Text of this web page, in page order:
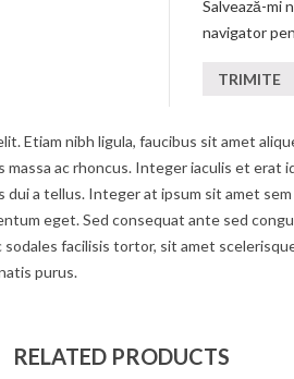
Salvează-mi
navigator
Etiam nibh ligula, faucibus sit amet
massa ac rhoncus. Integer iaculis et erat
a tellus. Integer at ipsum sit amet
eget. Sed consequat ante sed
facilisis tortor, sit amet
purus.
RELATED PRODUCTS